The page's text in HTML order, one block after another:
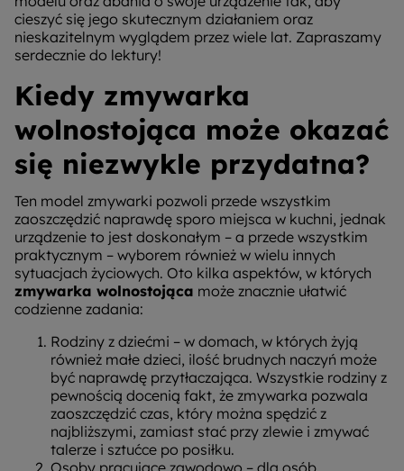
cieszyć się jego skutecznym działaniem oraz
nieskazitelnym wyglądem przez wiele lat. Zapraszamy
serdecznie do lektury!
Kiedy zmywarka
wolnostojąca może okazać
się niezwykle przydatna?
Ten model zmywarki pozwoli przede wszystkim
zaoszczędzić naprawdę sporo miejsca w kuchni, jednak
urządzenie to jest doskonałym – a przede wszystkim
praktycznym – wyborem również w wielu innych
sytuacjach życiowych. Oto kilka aspektów, w których
zmywarka wolnostojąca może znacznie ułatwić
codzienne zadania:
Rodziny z dziećmi – w domach, w których żyją
również małe dzieci, ilość brudnych naczyń może
być naprawdę przytłaczająca. Wszystkie rodziny z
pewnością docenią fakt, że zmywarka pozwala
zaoszczędzić czas, który można spędzić z
najbliższymi, zamiast stać przy zlewie i zmywać
talerze i sztućce po posiłku.
Osoby pracujące zawodowo – dla osób